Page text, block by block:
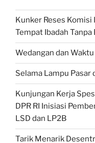
Kunker Reses Komisi
Tempat Ibadah Tanpa
Wedangan dan
Selama Lampu Pasar
Kunjungan Kerja
DPR RI Inisiasi
LSD dan LP2B
Tarik Menarik